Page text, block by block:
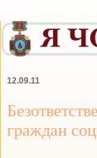
12.09.11
граждан